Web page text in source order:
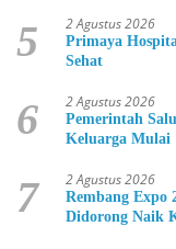
5 2 Agustus 2026
Primaya
Sehat
6 2 Agustus 2026
Pemerintah
Keluarga Mulai
7 2 Agustus 2026
Rembang Expo
Didorong Naik